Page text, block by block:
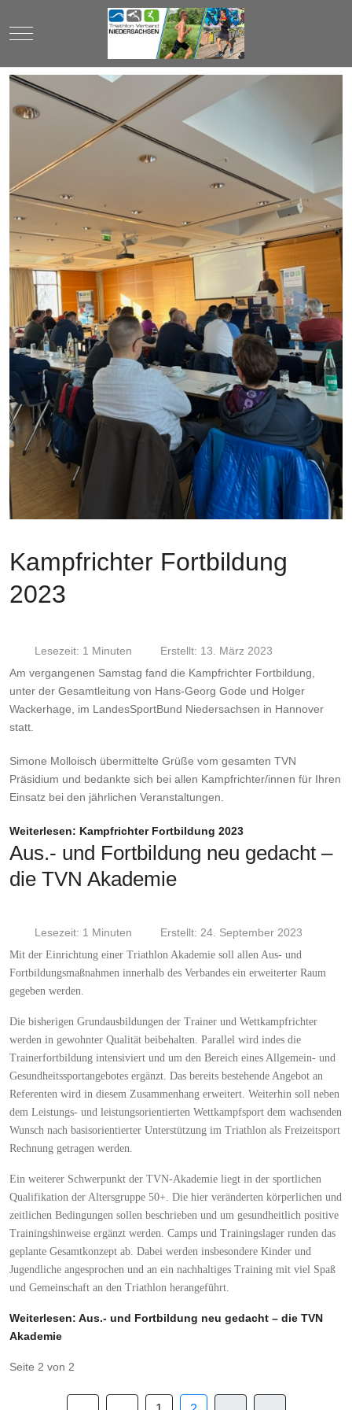
Mobile Menu Toggle
Kampfrichter Fortbildung
2023
Lesezeit: 1 Minuten
Erstellt: 13. März 2023
Am vergangenen Samstag fand die Kampfrichter Fortbildung,
unter der Gesamtleitung von Hans-Georg Gode und Holger
Wackerhage, im LandesSportBund Niedersachsen in Hannover
statt.
Simone Molloisch übermittelte Grüße vom gesamten TVN
Präsidium und bedankte sich bei allen Kampfrichter/innen für Ihren
Einsatz bei den jährlichen Veranstaltungen.
Weiterlesen: Kampfrichter Fortbildung 2023
Aus.- und Fortbildung neu gedacht –
die TVN Akademie
Lesezeit: 1 Minuten Erstellt: 24. September 2023
Mit der Einrichtung einer Triathlon Akademie soll allen Aus- und
Fortbildungsmaßnahmen innerhalb des Verbandes ein erweiterter Raum
gegeben werden.
Die bisherigen Grundausbildungen der Trainer und Wettkampfrichter
werden in gewohnter Qualität beibehalten. Parallel wird indes die
Trainerfortbildung intensiviert und um den Bereich eines Allgemein- und
Gesundheitssportangebotes ergänzt. Das bereits bestehende Angebot an
Referenten wird in diesem Zusammenhang erweitert. Weiterhin soll neben
dem Leistungs- und leistungsorientierten Wettkampfsport dem wachsenden
Wunsch nach basisorientierter Unterstützung im Triathlon als Freizeitsport
Rechnung getragen werden.
Ein weiterer Schwerpunkt der TVN-Akademie liegt in der sportlichen
Qualifikation der Altersgruppe 50+. Die hier veränderten körperlichen und
zeitlichen Bedingungen sollen beschrieben und um gesundheitlich positive
Trainingshinweise ergänzt werden. Camps und Trainingslager runden das
geplante Gesamtkonzept ab. Dabei werden insbesondere Kinder und
Jugendliche angesprochen und an ein nachhaltiges Training mit viel Spaß
und Gemeinschaft an den Triathlon herangeführt.
Weiterlesen: Aus.- und Fortbildung neu gedacht – die TVN
Akademie
Seite 2 von 2